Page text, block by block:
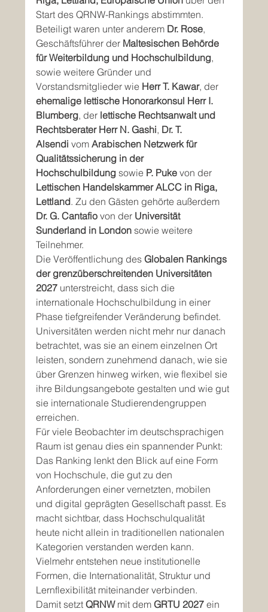
Start des QRNW-Rankings abstimmten.
Beteiligt waren unter anderem Dr. Rose,
Geschäftsführer der Maltesischen Behörde
für Weiterbildung und Hochschulbildung,
sowie weitere Gründer und
Vorstandsmitglieder wie Herr T. Kawar, der
ehemalige lettische Honorarkonsul Herr I.
Blumberg, der lettische Rechtsanwalt und
Rechtsberater Herr N. Gashi, Dr. T.
Alsendi vom Arabischen Netzwerk für
Qualitätssicherung in der
Hochschulbildung sowie P. Puke von der
Lettischen Handelskammer ALCC in Riga,
Lettland. Zu den Gästen gehörte außerdem
Dr. G. Cantafio von der Universität
Sunderland in London sowie weitere
Teilnehmer.
Die Veröffentlichung des Globalen Rankings
der grenzüberschreitenden Universitäten
2027 unterstreicht, dass sich die
internationale Hochschulbildung in einer
Phase tiefgreifender Veränderung befindet.
Universitäten werden nicht mehr nur danach
betrachtet, was sie an einem einzelnen Ort
leisten, sondern zunehmend danach, wie sie
über Grenzen hinweg wirken, wie flexibel sie
ihre Bildungsangebote gestalten und wie gut
sie internationale Studierendengruppen
erreichen.
Für viele Beobachter im deutschsprachigen
Raum ist genau dies ein spannender Punkt:
Das Ranking lenkt den Blick auf eine Form
von Hochschule, die gut zu den
Anforderungen einer vernetzten, mobilen
und digital geprägten Gesellschaft passt. Es
macht sichtbar, dass Hochschulqualität
heute nicht allein in traditionellen nationalen
Kategorien verstanden werden kann.
Vielmehr entstehen neue institutionelle
Formen, die Internationalität, Struktur und
Lernflexibilität miteinander verbinden.
Damit setzt QRNW mit dem GRTU 2027 ein